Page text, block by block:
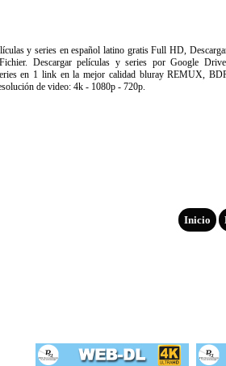
y series en español latino gratis Full HD,
Descargar películas y series por Google
en 1 link en la mejor calidad bluray REMUX,
de video: 4k - 1080p - 720p.
Inicio